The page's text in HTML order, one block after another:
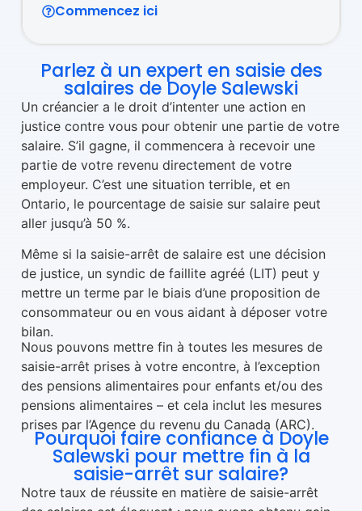
Commencez ici
Parlez à un expert en saisie des
salaires de Doyle Salewski
Un créancier a le droit d’intenter une action en
justice contre vous pour obtenir une partie de votre
salaire. S’il gagne, il commencera à recevoir une
partie de votre revenu directement de votre
employeur. C’est une situation terrible, et en
Ontario, le pourcentage de saisie sur salaire peut
aller jusqu’à 50 %.
Même si la saisie-arrêt de salaire est une décision
de justice, un syndic de faillite agréé (LIT) peut y
mettre un terme par le biais d’une proposition de
consommateur ou en vous aidant à déposer votre
bilan.
Nous pouvons mettre fin à toutes les mesures de
saisie-arrêt prises à votre encontre, à l’exception
des pensions alimentaires pour enfants et/ou des
pensions alimentaires – et cela inclut les mesures
prises par l’Agence du revenu du Canada (ARC).
Pourquoi faire confiance à Doyle
Salewski pour mettre fin à la
saisie-arrêt sur salaire?
Notre taux de réussite en matière de saisie-arrêt